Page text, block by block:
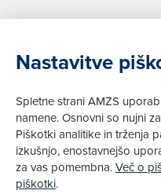
V žarometu
Uvodnik
Avto-moto
Pogovor
Nastavitve
Spletne strani AMZS
namene. Osnovni so nujni
Piškotki analitike in trženja
izkušnjo, enostavnejšo
za vas pomembna.Več o
piškotki.